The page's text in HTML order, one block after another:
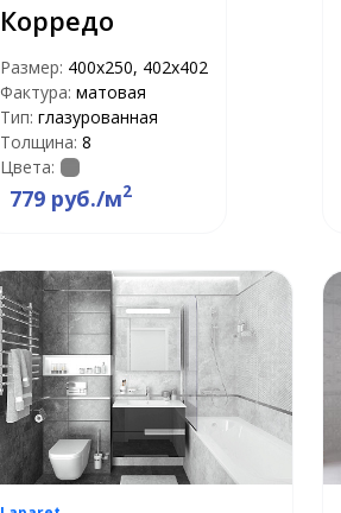
Корредо
Размер: 400х250, 402х402
Фактура: матовая
Тип: глазурованная
Толщина: 8
Цвета:
779 руб./м2